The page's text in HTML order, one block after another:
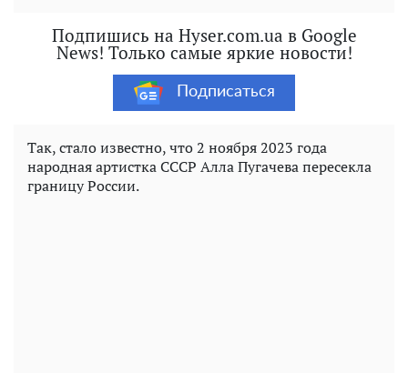
Подпишись на Hyser.com.ua в Google
News! Только самые яркие новости!
Подписаться
Так, стало известно, что 2 ноября 2023 года
народная артистка СССР Алла Пугачева пересекла
границу России.